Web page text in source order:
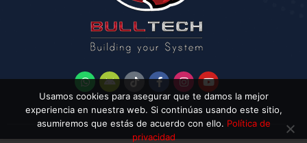
Usamos cookies para asegurar que te damos la mejor
experiencia en nuestra web. Si continúas usando este sitio,
asumiremos que estás de acuerdo con ello. Política de
privacidad